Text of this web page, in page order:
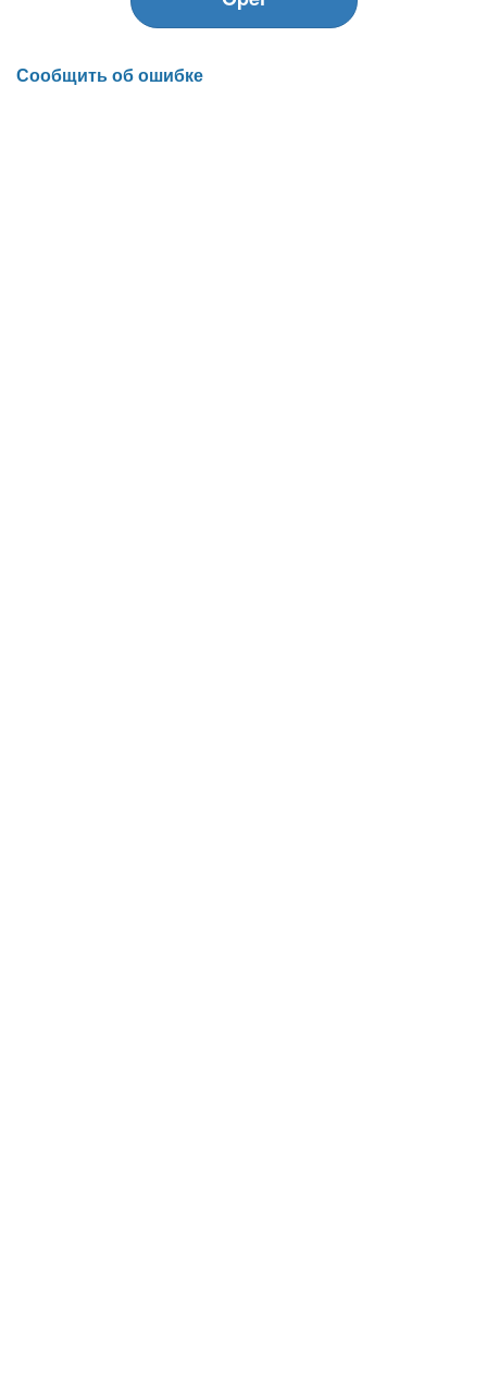
Сообщить об ошибке